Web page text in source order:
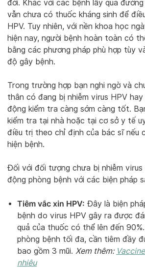
đời. Khác với các bệnh lây qua
vẫn chưa có thuốc kháng sinh để
HPV. Tuy nhiên, với nền khoa học
hiện nay, người bệnh hoàn toàn có
bằng các phương pháp phù hợp tùy
độ gây bệnh.
Trong trường hợp bạn nghi ngờ và
thân có đang bị nhiễm virus HPV
động kiểm tra càng sớm càng tốt.
kiểm tra tại nhà hoặc tại cơ sở y tế
điều trị theo chỉ định của bác sĩ nếu
hiện bệnh.
Đối với đối tượng chưa bị nhiễm virus
động phòng bệnh với các biện pháp
Tiêm vắc xin HPV: Đây là biện
bệnh do virus HPV gây ra được
quả của thuốc có thể lên đến
phòng bệnh tối đa, cần tiêm đầy
bao gồm 3 mũi. Xem thêm:
nhiêu